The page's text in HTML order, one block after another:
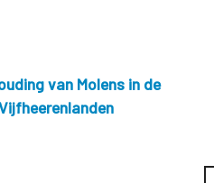
van Molens in de